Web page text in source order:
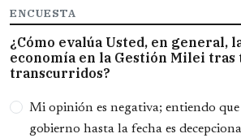
ENCUESTA
¿Cómo evalúa Usted, en general,
economía en la Gestión Milei tras
transcurridos?
Opciones
Mi opinión es negativa; entiendo
gobierno hasta la fecha es